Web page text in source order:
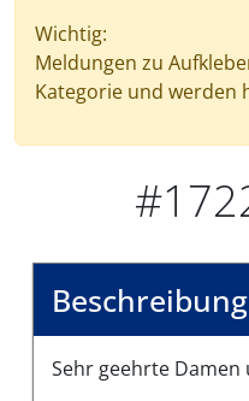
Wichtig:
Meldungen zu
Kategorie und werden
Sehr geehrte Damen